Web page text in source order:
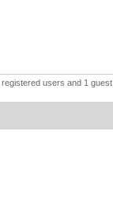
users and 1 guest